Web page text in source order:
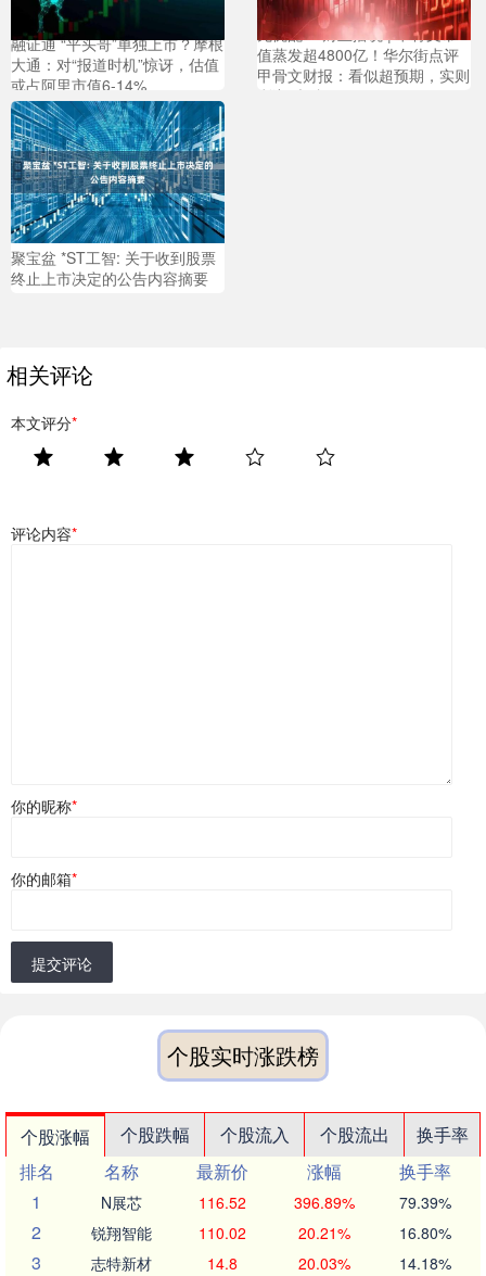
融证通 “平头哥”单独上市？摩根
大通：对“报道时机”惊讶，估值
或占阿里市值6-14%
无忧配 一财主播说 | 甲骨文市
值蒸发超4800亿！华尔街点评
甲骨文财报：看似超预期，实则
利润“虚胖”
聚宝盆 *ST工智: 关于收到股票
终止上市决定的公告内容摘要
相关评论
本文评分*
评论内容*
你的昵称*
你的邮箱*
提交评论
个股实时涨跌榜
个股涨幅 个股跌幅 个股流入 个股流出
换手率
排名
名称 最新价 涨幅
换手率
1
N展芯 116.52 396.89% 79.39%
2 锐翔智能 110.02 20.21% 16.80%
3 志特新材 14.8 20.03% 14.18%